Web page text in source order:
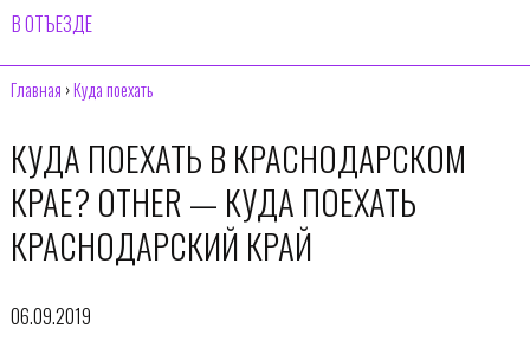
В ОТЪЕЗДЕ
Главная ›Куда поехать
КУДА ПОЕХАТЬ В КРАСНОДАРСКОМ
КРАЕ? OTHER — КУДА ПОЕХАТЬ
КРАСНОДАРСКИЙ КРАЙ
06.09.2019